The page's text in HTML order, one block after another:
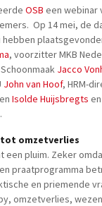
OSB een webinar
Op 14 mei, de
, voorzitter MKB
Jacco
John van Hoof, HRM-
Isolde Huijsbregts
.
tot omzetverlies
een pluim. Zeker
praatprogramma
en priemende
omzetverlies,